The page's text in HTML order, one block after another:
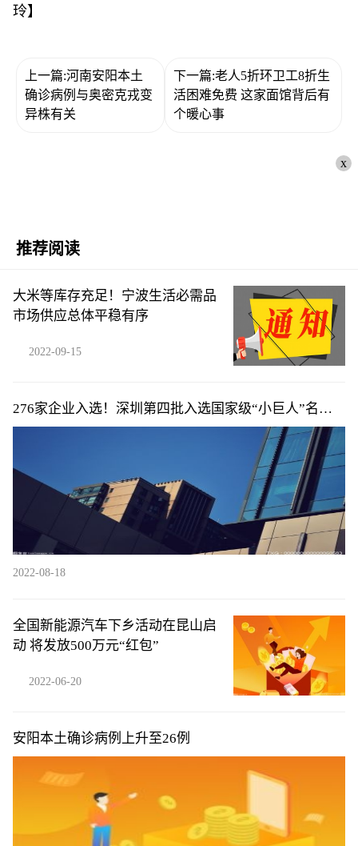
玲】
上一篇:河南安阳本土
确诊病例与奥密克戎变
异株有关
下一篇:老人5折环卫工8折生
活困难免费 这家面馆背后有
个暖心事
x
推荐阅读
大米等库存充足！宁波生活必需品
市场供应总体平稳有序
2022-09-15
276家企业入选！深圳第四批入选国家级“小巨人”名单
公布
2022-08-18
全国新能源汽车下乡活动在昆山启
动 将发放500万元“红包”
2022-06-20
安阳本土确诊病例上升至26例